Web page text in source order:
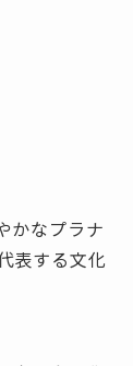
かなプラナ
表する文化